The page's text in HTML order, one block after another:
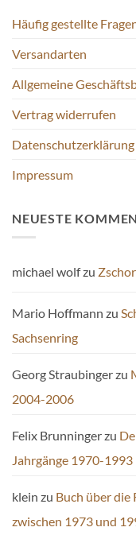
Häufig gestellte
Versandarten
Allgemeine
Vertrag widerrufen
Datenschutzerklärung
Impressum
NEUESTE
michael wolfzu
Mario Hoffmann zu
Sachsenring
Georg Straubingerzu
2004-2006
Felix Brunningerzu
Jahrgänge 1970-1993
klein zu Buch über
zwischen 1973 und